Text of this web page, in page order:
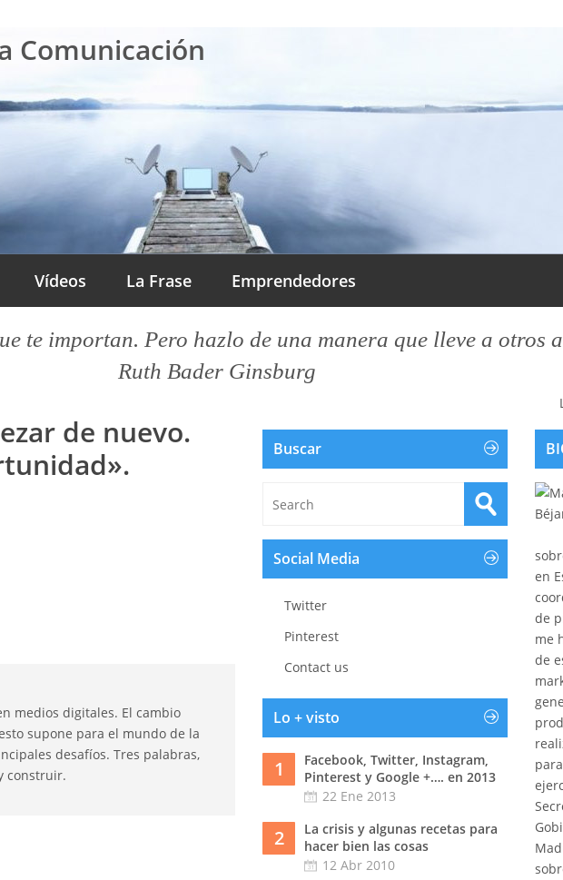
Comunicación
Vídeos La Frase Emprendedores
te importan. Pero hazlo de una manera que lleve a otros
Ruth Bader Ginsburg
de nuevo.
medios digitales. El cambio
supone para el mundo de la
desafíos. Tres palabras,
construir.
Buscar
Social Media
Twitter
Pinterest
Contact us
Lo + visto
1
Facebook, Twitter, Instagram,
Pinterest y Google +…. en 2013
22 Ene 2013
2
La crisis y algunas recetas para
hacer bien las cosas
12 Abr 2010
en
de
me
de